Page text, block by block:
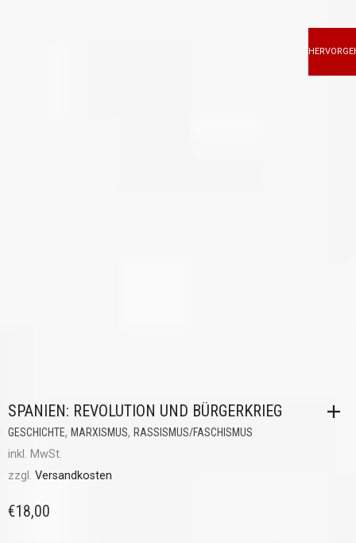
SPANIEN: REVOLUTION UND BÜRGERKRIEG
GESCHICHTE, MARXISMUS, RASSISMUS/FASCHISMUS
inkl. MwSt.
zzgl. Versandkosten
€18,00